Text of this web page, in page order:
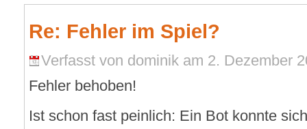
Re: Fehler im Spiel?
Verfasst von dominik am 2. Dezember
Fehler behoben!
Ist schon fast peinlich: Ein Bot konnte